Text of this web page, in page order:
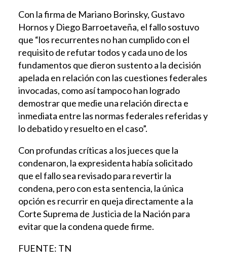
Con la firma de Mariano Borinsky, Gustavo
Hornos y Diego Barroetaveña, el fallo sostuvo
que “los recurrentes no han cumplido con el
requisito de refutar todos y cada uno de los
fundamentos que dieron sustento a la decisión
apelada en relación con las cuestiones federales
invocadas, como así tampoco han logrado
demostrar que medie una relación directa e
inmediata entre las normas federales referidas y
lo debatido y resuelto en el caso”.
Con profundas críticas a los jueces que la
condenaron, la expresidenta había solicitado
que el fallo sea revisado para revertir la
condena, pero con esta sentencia, la única
opción es recurrir en queja directamente a la
Corte Suprema de Justicia de la Nación para
evitar que la condena quede firme.
FUENTE: TN